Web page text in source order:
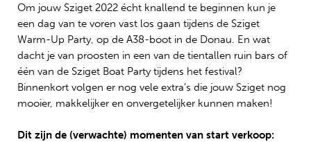
Om jouw Sziget 2022 écht knallend te beginnen kun je
een dag van te voren vast los gaan tijdens de Sziget
Warm-Up Party, op de A38-boot in de Donau. En wat
dacht je van proosten in een van de tientallen ruin bars of
één van de Sziget Boat Party tijdens het festival?
Binnenkort volgen er nog vele extra’s die jouw Sziget nog
mooier, makkelijker en onvergetelijker kunnen maken!
Dit zijn de (verwachte) momenten van start verkoop: